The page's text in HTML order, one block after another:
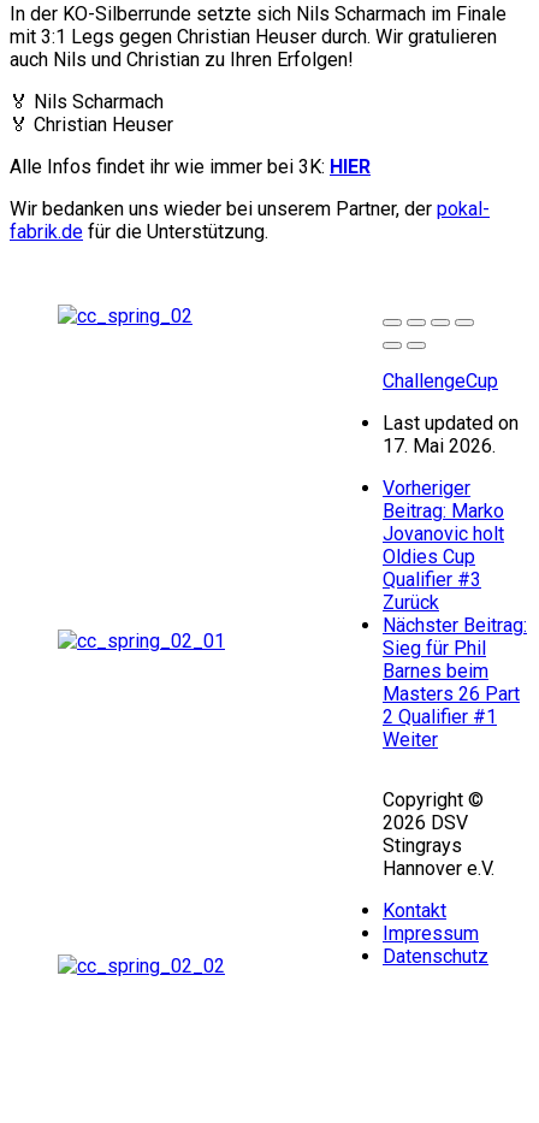
In der KO-Silberrunde setzte sich Nils Scharmach im Finale
mit 3:1 Legs gegen Christian Heuser durch. Wir gratulieren
auch Nils und Christian zu Ihren Erfolgen!
🏅 Nils Scharmach
🏅 Christian Heuser
Alle Infos findet ihr wie immer bei 3K: HIER
Wir bedanken uns wieder bei unserem Partner, der pokal-
fabrik.de für die Unterstützung.
ChallengeCup
Last updated on
17. Mai 2026.
Vorheriger
Beitrag: Marko
Jovanovic holt
Oldies Cup
Qualifier #3
Zurück
Nächster Beitrag:
Sieg für Phil
Barnes beim
Masters 26 Part
2 Qualifier #1
Weiter
Copyright ©
2026 DSV
Stingrays
Hannover e.V.
Kontakt
Impressum
Datenschutz